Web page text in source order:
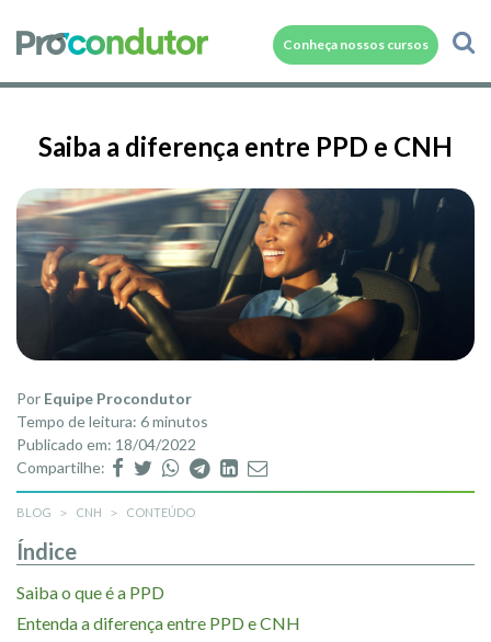
Conheça nossos cursos
Saiba a diferença entre PPD e CNH
Por Equipe Procondutor
Tempo de leitura: 6 minutos
Publicado em: 18/04/2022
Compartilhe:
BLOG CNH CONTEÚDO
Índice
Saiba o que é a PPD
Entenda a diferença entre PPD e CNH